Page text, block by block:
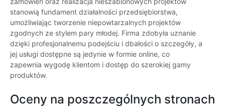
stanowią fundament działalności przedsiębiorstwa,
umożliwiając tworzenie niepowtarzalnych projektów
zgodnych ze stylem pary młodej. Firma zdobyła uznanie
dzięki profesjonalnemu podejściu i dbałości o szczegóły, a
jej usługi dostępne są jedynie w formie online, co
zapewnia wygodę klientom i dostęp do szerokiej gamy
produktów.
Oceny na poszczególnych stronach